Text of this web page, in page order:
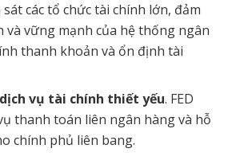
các tổ chức tài chính lớn, đảm
và vững mạnh của hệ thống ngân
thanh khoản và ổn định tài
vụ tài chính thiết yếu. FED
thanh toán liên ngân hàng và hỗ
chính phủ liên bang.